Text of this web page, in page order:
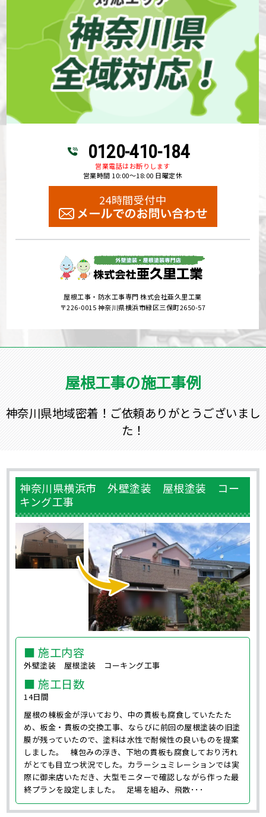
0120-410-184
営業電話はお断りします
営業時間 10:00～18:00 日曜定休
24時間受付中
屋根工事・防水工事専門 株式会社亜久里工業
〒226-0015 神奈川県横浜市緑区三保町2650-57
屋根工事の施工事例
神奈川県地域密着！ご依頼ありがとうございまし
た！
神奈川県横浜市 外壁塗装 屋根塗装 コー
キング工事
■ 施工内容
外壁塗装 屋根塗装 コーキング工事
■ 施工日数
14日間
屋根の棟板金が浮いており、中の貫板も腐食していたたた
め、板金・貫板の交換工事、ならびに前回の屋根塗装の旧塗
膜が残っていたので、塗料は水性で耐候性の良いものを提案
しました。 棟包みの浮き、下地の貫板も腐食しており汚れ
がとても目立つ状況でした。カラーシュミレーションでは実
際に御来店いただき、大型モニターで確認しながら作った最
終プランを設定しました。 足場を組み、飛散･･･